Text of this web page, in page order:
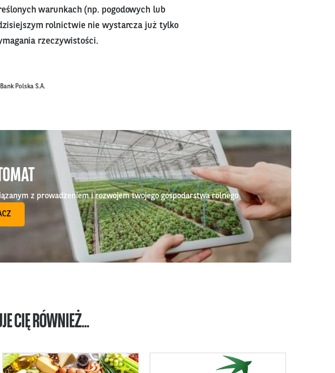
warunkach (np. pogodowych lub
rolnictwie nie wystarcza już tylko
rzeczywistości.
Polska S.A.
z prowadzeniem i rozwojem twojego gospodarstwa rolnego
CIĘ RÓWNIEŻ...